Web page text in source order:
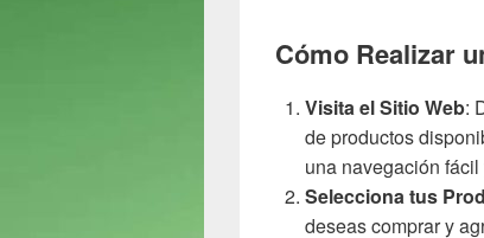
Cómo Realizar
Visita el Sitio Web:
de productos
una navegación fácil
Selecciona tus
deseas comprar y